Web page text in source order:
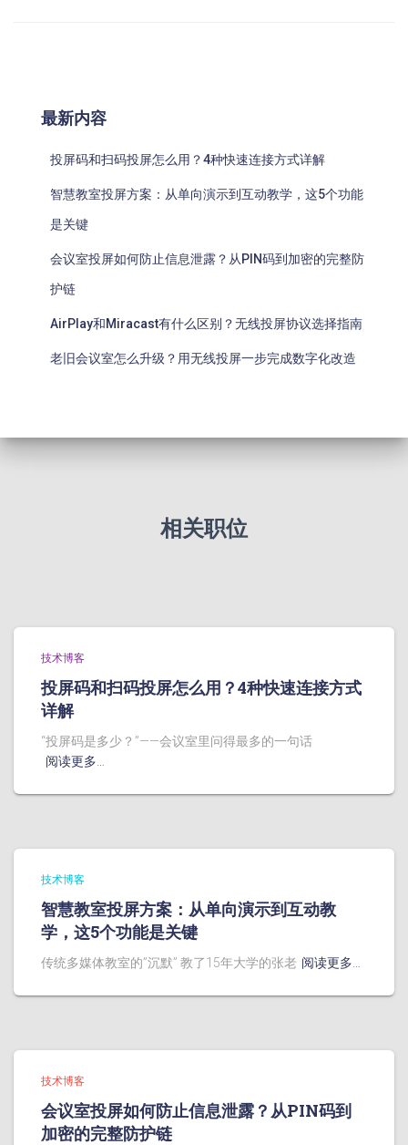
最新内容
投屏码和扫码投屏怎么用？4种快速连接方式详解
智慧教室投屏方案：从单向演示到互动教学，这5个功能
是关键
会议室投屏如何防止信息泄露？从PIN码到加密的完整防
护链
AirPlay和Miracast有什么区别？无线投屏协议选择指南
老旧会议室怎么升级？用无线投屏一步完成数字化改造
相关职位
技术博客
投屏码和扫码投屏怎么用？4种快速连接方式
详解
“投屏码是多少？”——会议室里问得最多的一句话
阅读更多…
技术博客
智慧教室投屏方案：从单向演示到互动教
学，这5个功能是关键
传统多媒体教室的”沉默” 教了15年大学的张老 阅读更多…
技术博客
会议室投屏如何防止信息泄露？从PIN码到
加密的完整防护链